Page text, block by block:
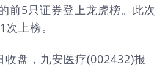
前5只证券登上龙虎榜。此次
上榜。
盘，九安医疗(002432)报